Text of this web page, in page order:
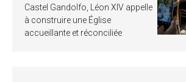
Castel Gandolfo, Léon XIV appelle
à construire une Église
accueillante et réconciliée